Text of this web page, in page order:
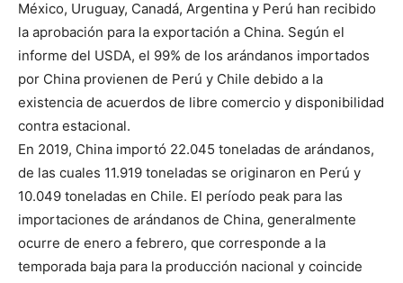
México, Uruguay, Canadá, Argentina y Perú han recibido
la aprobación para la exportación a China. Según el
informe del USDA, el 99% de los arándanos importados
por China provienen de Perú y Chile debido a la
existencia de acuerdos de libre comercio y disponibilidad
contra estacional.
En 2019, China importó 22.045 toneladas de arándanos,
de las cuales 11.919 toneladas se originaron en Perú y
10.049 toneladas en Chile. El período peak para las
importaciones de arándanos de China, generalmente
ocurre de enero a febrero, que corresponde a la
temporada baja para la producción nacional y coincide